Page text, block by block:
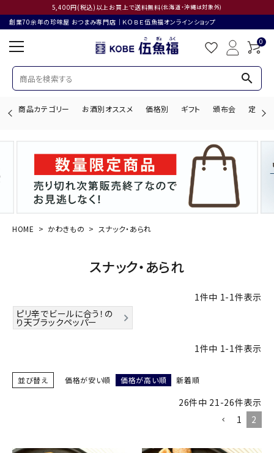
5,400円(税込)以上お買上で送料無料(北海道・沖縄は対象外)
創業70余年の珍味屋 おつまみ専門店│ＫＯＢＥ伍魚福オンラインショップ
0
search
商品カテゴリー お酒別オススメ 価格別 ギフト 頒布会 定期購
search
ACCOUNT MENU
お酒別オススメ
お問い合わせ
HOME かわきもの スナック・あられ
スナック・あられ
1件中 1-1件表示
ピリ辛でビールに合う！の
り天ブラックペッパー
1件中 1-1件表示
並び替え 価格が安い順 価格が高い順 新着順
26件中 21 -26件表示
1
2